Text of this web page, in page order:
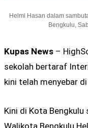
Helmi Hasan dalam
Bengkulu,
Kupas News –
sekolah bertaraf
kini telah menyebar
Kini di Kota Bengkulu
Walikota Bengkulu